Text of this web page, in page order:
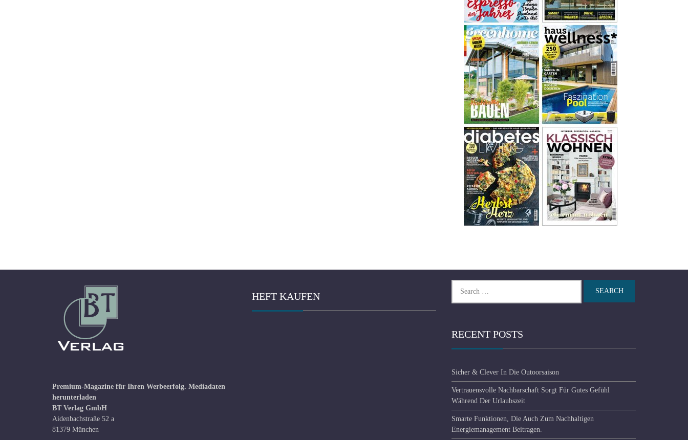
Premium-Magazine für Ihren Werbeerfolg. Mediadaten
herunterladen
BT Verlag GmbH
Aidenbachstraße 52 a
81379 München
HEFT KAUFEN
for:
RECENT POSTS
Sicher & Clever In Die Outoorsaison
Vertrauensvolle Nachbarschaft Sorgt Für Gutes Gefühl
Während Der Urlaubszeit
Smarte Funktionen, Die Auch Zum Nachhaltigen
Energiemanagement Beitragen.